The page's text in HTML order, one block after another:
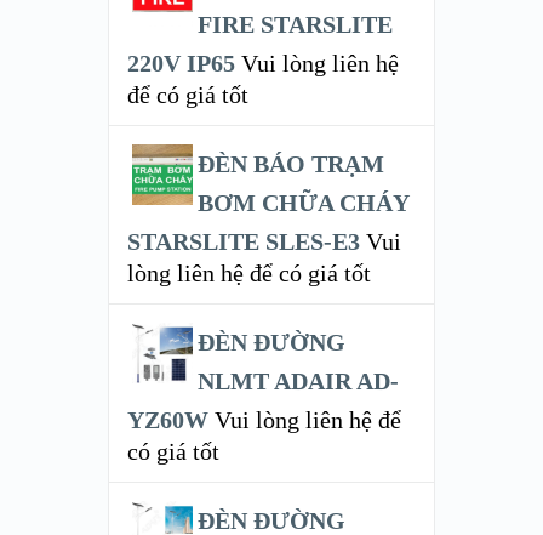
FIRE STARSLITE
220V IP65 Vui lòng liên hệ
để có giá tốt
ĐÈN BÁO TRẠM
BƠM CHỮA CHÁY
STARSLITE SLES-E3 Vui
lòng liên hệ để có giá tốt
ĐÈN ĐƯỜNG
NLMT ADAIR AD-
YZ60W Vui lòng liên hệ để
có giá tốt
ĐÈN ĐƯỜNG